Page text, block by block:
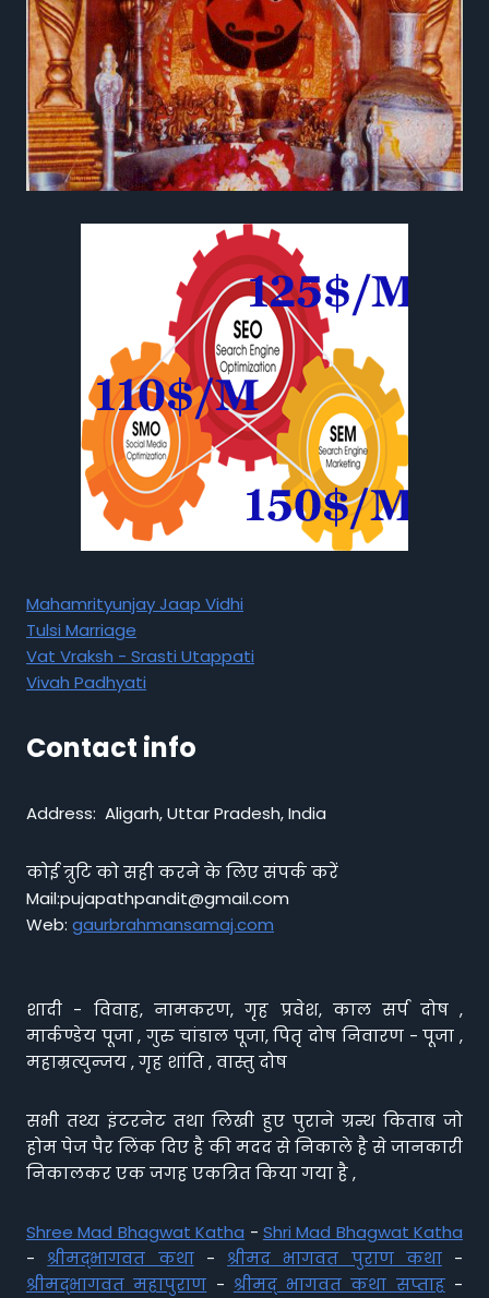
Mahamrityunjay Jaap Vidhi
Tulsi Marriage
Vat Vraksh - Srasti Utappati
Vivah Padhyati
Contact info
Address: Aligarh, Uttar Pradesh, India
कोई त्रुटि को सही करने के लिए संपर्क करें
Mail:pujapathpandit@gmail.com
Web: gaurbrahmansamaj.com
शादी - विवाह, नामकरण, गृह प्रवेश, काल सर्प दोष ,
मार्कण्डेय पूजा , गुरु चांडाल पूजा, पितृ दोष निवारण - पूजा ,
महाम्रत्युन्जय , गृह शांति , वास्तु दोष
सभी तथ्य इंटरनेट तथा लिखी हुए पुराने ग्रन्थ किताब जो
होम पेज पैर लिंक दिए है की मदद से निकाले है से जानकारी
निकालकर एक जगह एकत्रित किया गया है ,
Shree Mad Bhagwat Katha - Shri Mad Bhagwat Katha
- श्रीमद्भागवत कथा- श्रीमद भागवत पुराण कथा-
श्रीमद्भागवत महापुराण - श्रीमद् भागवत कथा सप्ताह-